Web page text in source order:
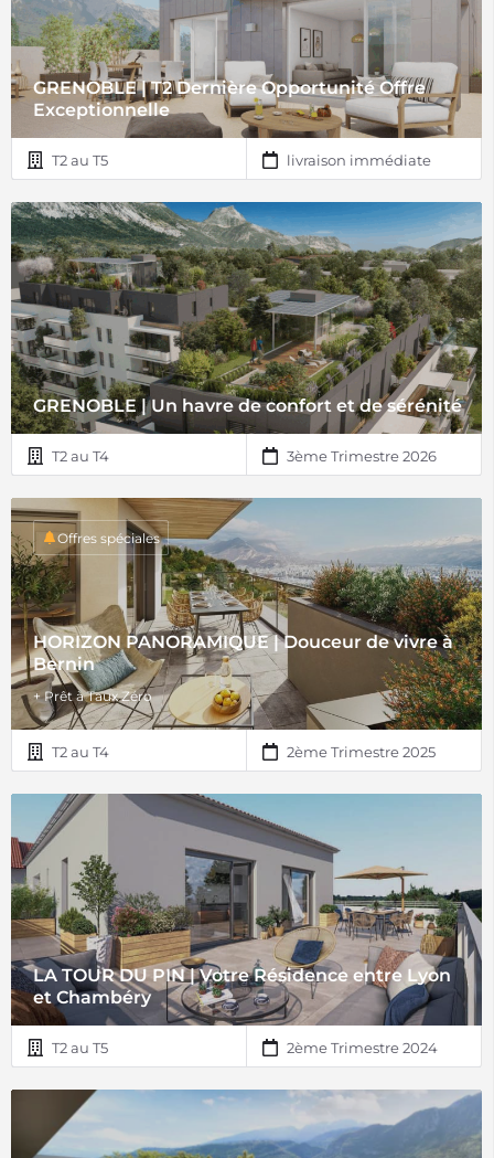
GRENOBLE | T2 Dernière Opportunité Offre
Exceptionnelle
T2 au T5 livraison immédiate
GRENOBLE | Un havre de confort et de sérénité
T2 au T4 3ème Trimestre 2026
HORIZON PANORAMIQUE | Douceur de vivre à
Bernin
+ Prêt à Taux Zéro
Offres spéciales
T2 au T4 2ème Trimestre 2025
LA TOUR DU PIN | Votre Résidence entre Lyon
et Chambéry
T2 au T5 2ème Trimestre 2024